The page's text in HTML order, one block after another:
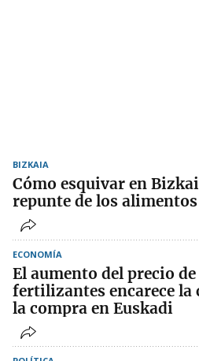
BIZKAIA
Cómo esquivar en
repunte de los alimentos
ECONOMÍA
El aumento del precio de
fertilizantes encarece la
la compra en Euskadi